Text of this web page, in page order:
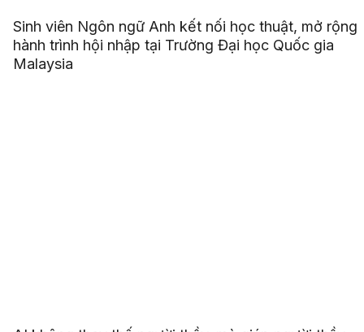
Sinh viên Ngôn ngữ Anh kết nối học thuật, mở rộng
hành trình hội nhập tại Trường Đại học Quốc gia
Malaysia